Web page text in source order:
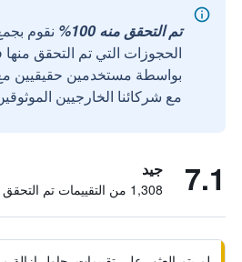
تم التحقق منه 100%
نقوم
الحجوزات التي تم التحقق
مع شركائنا الخارجيين
7.1 جيد
1,308 من التقييمات تم التحقق منها